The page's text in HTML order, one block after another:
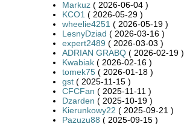
Markuz( 2026-06-04 )
KCO1 ( 2026-05-29 )
wheelie4251 ( 2026-05-19 )
LesnyDziad ( 2026-03-16 )
expert2489 ( 2026-03-03 )
ADRIAN GRABQ( 2026-02-19 )
Kwabiak( 2026-02-16 )
tomek75( 2026-01-18 )
gst( 2025-11-15 )
CFCFan ( 2025-11-11 )
Dzarden ( 2025-10-19 )
Kierunkowy22 ( 2025-09-21 )
Pazuzu88 ( 2025-09-15 )